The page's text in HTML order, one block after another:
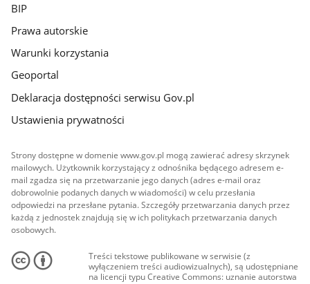
BIP
Prawa autorskie
Warunki korzystania
Geoportal
Deklaracja dostępności serwisu Gov.pl
Ustawienia prywatności
Strony dostępne w domenie www.gov.pl mogą zawierać adresy skrzynek
mailowych. Użytkownik korzystający z odnośnika będącego adresem e-
mail zgadza się na przetwarzanie jego danych (adres e-mail oraz
dobrowolnie podanych danych w wiadomości) w celu przesłania
odpowiedzi na przesłane pytania. Szczegóły przetwarzania danych przez
każdą z jednostek znajdują się w ich politykach przetwarzania danych
osobowych.
Treści tekstowe publikowane w serwisie (z
wyłączeniem treści audiowizualnych), są udostępniane
na licencji typu Creative Commons: uznanie autorstwa